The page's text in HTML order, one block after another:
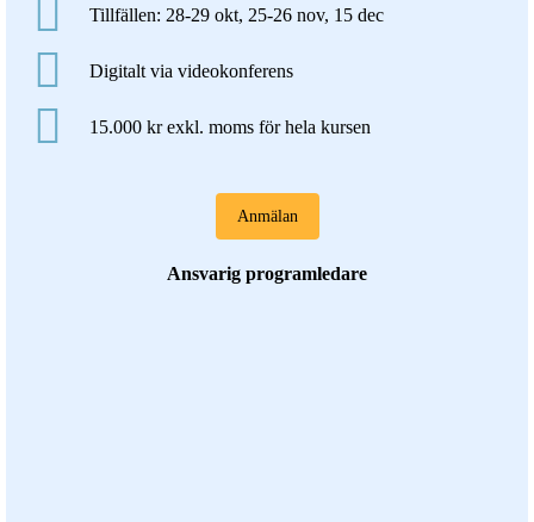
Tillfällen: 28-29 okt, 25-26 nov, 15 dec
Digitalt via videokonferens
15.000 kr exkl. moms för hela kursen
Anmälan
Ansvarig programledare